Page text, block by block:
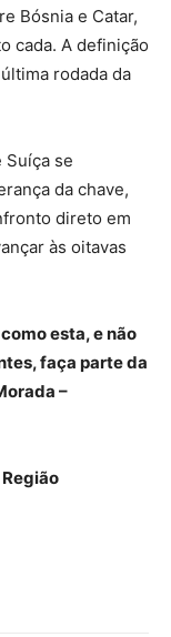
Bósnia e Catar,
cada. A definição
rodada da
Suíça se
da chave,
direto em
às oitavas
esta, e não
faça parte da
–